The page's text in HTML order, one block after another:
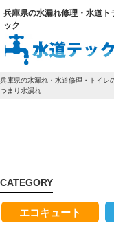
兵庫県の水漏れ修理・水道
ック
兵庫県の水漏れ・水道修理・トイレ
つまり水漏れ
CATEGORY
エコキュート